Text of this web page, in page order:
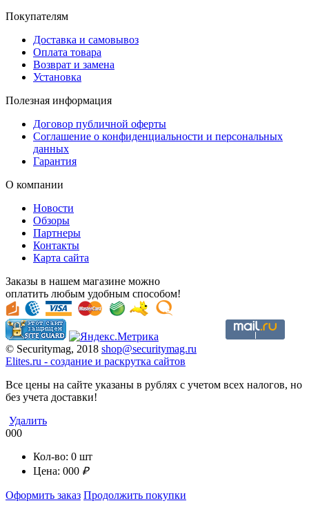
Покупателям
Доставка и самовывоз
Оплата товара
Возврат и замена
Установка
Полезная информация
Договор публичной оферты
Соглашение о конфиденциальности и персональных
данных
Гарантия
О компании
Новости
Обзоры
Партнеры
Контакты
Карта сайта
Заказы в нашем магазине можно
оплатить любым удобным способом!
© Securitymag, 2018 shop@securitymag.ru
Elites.ru - cоздание и раскрутка сайтов
Все цены на сайте указаны в рублях с учетом всех налогов, но
без учета доставки!
Удалить
000
Кол-во: 0 шт
Цена: 000 ₽
Оформить заказ Продолжить покупки